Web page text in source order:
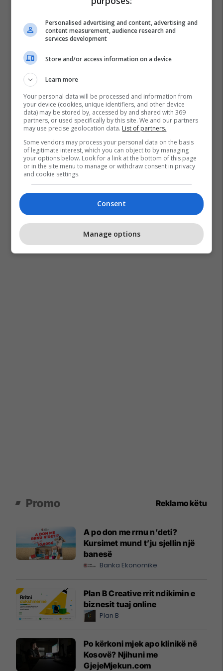
Neymar Jr Kombëtarja E Brazilit
Carlo Ancelotti
Kupa E Botës
Kampionati-Boteror-2026
Promo Reklamo këtu
A po don me rrnu n’deti?
Kursimet mund t’ju sjellin një
banesë
Banka Ekonomike
Plan B Creative rrit ndikimin e
biznesit tuaj online
Plan B
Po kërkoni mjek apo klinikë në
Kosovë? Njihuni me
GjejeMjekun.com
Personalised advertising and content, advertising and
content measurement, audience research and
services development
Store and/or access information on a device
Learn more
Your personal data will be processed and information from
your device (cookies, unique identifiers, and other device
data) may be stored by, accessed by and shared with 369
partners, or used specifically by this site. We and our partners
may use precise geolocation data. List of partners.
Some vendors may process your personal data on the basis
of legitimate interest, which you can object to by managing
your options below. Look for a link at the bottom of this page
or in the site menu to manage or withdraw consent in privacy
and cookie settings.
Consent
Manage options